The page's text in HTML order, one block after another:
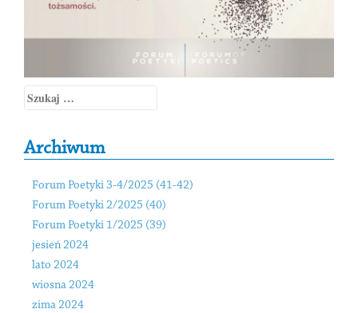
Szukaj:
Archiwum
Forum Poetyki 3-4/2025 (41-42)
Forum Poetyki 2/2025 (40)
Forum Poetyki 1/2025 (39)
jesień 2024
lato 2024
wiosna 2024
zima 2024